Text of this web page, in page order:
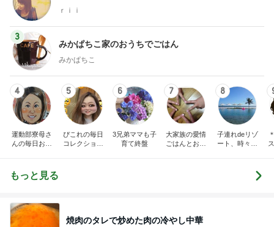
ｒｉｉ
3
みかぱちこ家のおうちでごはん
みかぱちこ
4
運動部寮母さ
んの毎日お弁
5
ぴこれの毎日
コレクション
6
3兄弟ママも子
育て終盤
7
大家族の愛情
ごはんとお弁
8
子連れdeリゾ
ート、時々キ
もっと見る
焼肉のタレで炒めた肉の冷やし中華